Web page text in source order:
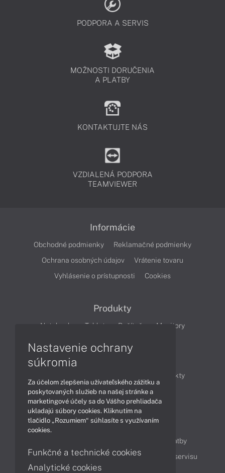
PODPORA A SERVIS
MOŽNOSTI DORUČENIA
A PLATBY
KONTAKTUJTE NÁS
VZDIALENÁ PODPORA
TEAMVIEWER
Informácie
Obchodné podmienky
Reklamačné podmienky
Ochrana osobných údajov
Vrátenie tovaru
Vyhlásenie o prístupnosti
Cookies
Produkty
Notebooky Tablety Počítače Monitory
Produkty
Technológie
Videá
Obsah
Možnosti doručenia a platby
Podpora a servis
Servisné služby Cenník servisu
Nastavenie ochrany
súkromia
Za účelom zlepšenia užívateľského zážitku a
poskytovaných služieb na našej stránke a
marketingové účely sa do Vášho prehliadača
ukladajú súbory cookies. Kliknutím na
tlačidlo „Rozumiem“ súhlasíte s využívaním
cookies.
Funkčné a technické cookies
Analytické cookies